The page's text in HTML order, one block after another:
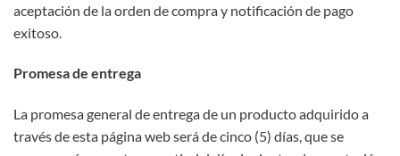
aceptación de la orden de compra y notificación de pago
exitoso.
Promesa de entrega
La promesa general de entrega de un producto adquirido a
través de esta página web será de cinco (5) días, que se